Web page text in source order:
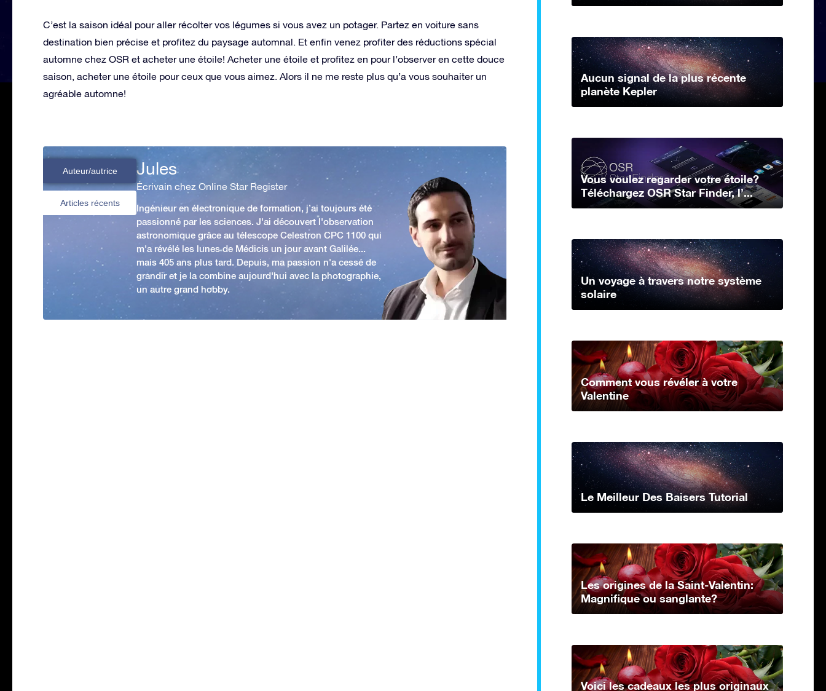
C’est la saison idéal pour aller récolter vos légumes si vous avez un potager. Partez en voiture sans
destination bien précise et profitez du paysage automnal. Et enfin venez profiter des réductions spécial
automne chez OSR et acheter une étoile! Acheter une étoile et profitez en pour l’observer en cette douce
saison, acheter une étoile pour ceux que vous aimez. Alors il ne me reste plus qu’a vous souhaiter un
agréable automne!
Auteur/autrice
Articles récents
Jules
Écrivain chez Online Star Register
Ingénieur en électronique de formation, j’ai toujours été
passionné par les sciences. J'ai découvert l'observation
astronomique grâce au télescope Celestron CPC 1100 qui
m'a révélé les lunes de Médicis un jour avant Galilée...
mais 405 ans plus tard. Depuis, ma passion n'a cessé de
grandir et je la combine aujourd'hui avec la photographie,
un autre grand hobby.
Aucun signal de la plus récente
planète Kepler
Vous voulez regarder votre étoile?
Téléchargez OSR Star Finder, l’...
Un voyage à travers notre système
solaire
Comment vous révéler à votre
Valentine
Le Meilleur Des Baisers Tutorial
Les origines de la Saint-Valentin:
Magnifique ou sanglante?
Voici les cadeaux les plus originaux